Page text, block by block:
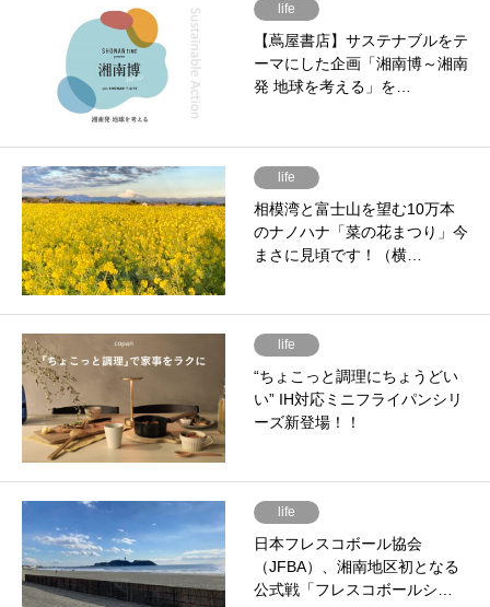
life
【蔦屋書店】サステナブルをテ
ーマにした企画「湘南博～湘南
発 地球を考える」を…
life
相模湾と富士山を望む10万本
のナノハナ「菜の花まつり」今
まさに見頃です！（横…
life
“ちょこっと調理にちょうどい
い” IH対応ミニフライパンシリ
ーズ新登場！！
life
日本フレスコボール協会
（JFBA）、湘南地区初となる
公式戦「フレスコボールシ…